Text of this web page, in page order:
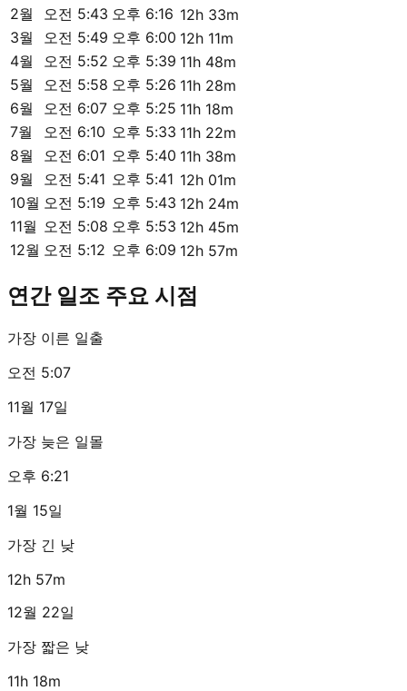
2월 오전 5:43 오후 6:16 12h 33m
3월
오전 5:49 오후 6:00 12h 11m
4월
오전 5:52 오후 5:39 11h 48m
5월
오전 5:58 오후 5:26 11h 28m
6월
오전 6:07 오후 5:25 11h 18m
7월
오전 6:10 오후 5:33 11h 22m
8월
오전 6:01 오후 5:40 11h 38m
9월
오전 5:41 오후 5:41 12h 01m
10월 오전 5:19 오후 5:43 12h 24m
11월 오전 5:08 오후 5:53 12h 45m
12월 오전 5:12 오후 6:09 12h 57m
연간 일조 주요 시점
가장 이른 일출
오전 5:07
11월 17일
가장 늦은 일몰
오후 6:21
1월 15일
가장 긴 낮
12h 57m
12월 22일
가장 짧은 낮
11h 18m